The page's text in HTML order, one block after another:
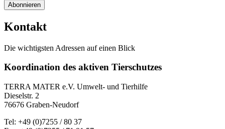
Abonnieren
Kontakt
Die wichtigsten Adressen auf einen Blick
Koordination des aktiven Tierschutzes
TERRA MATER e.V. Umwelt- und Tierhilfe
Dieselstr. 2
76676 Graben-Neudorf
Tel: +49 (0)7255 / 80 37